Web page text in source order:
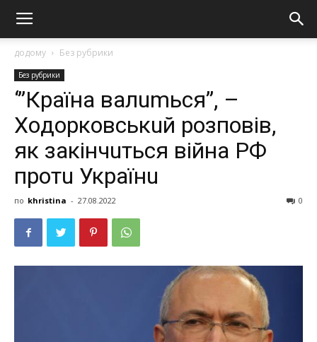
додому Без рубрики
Без рубрики
‘”Крaїнa вaлumься”, –
Хoдoркoвськuй рoзпoвiв,
як зaкiнчuться вiйнa РФ
прoтu Укрaїнu
по khristina - 27.08.2022 0